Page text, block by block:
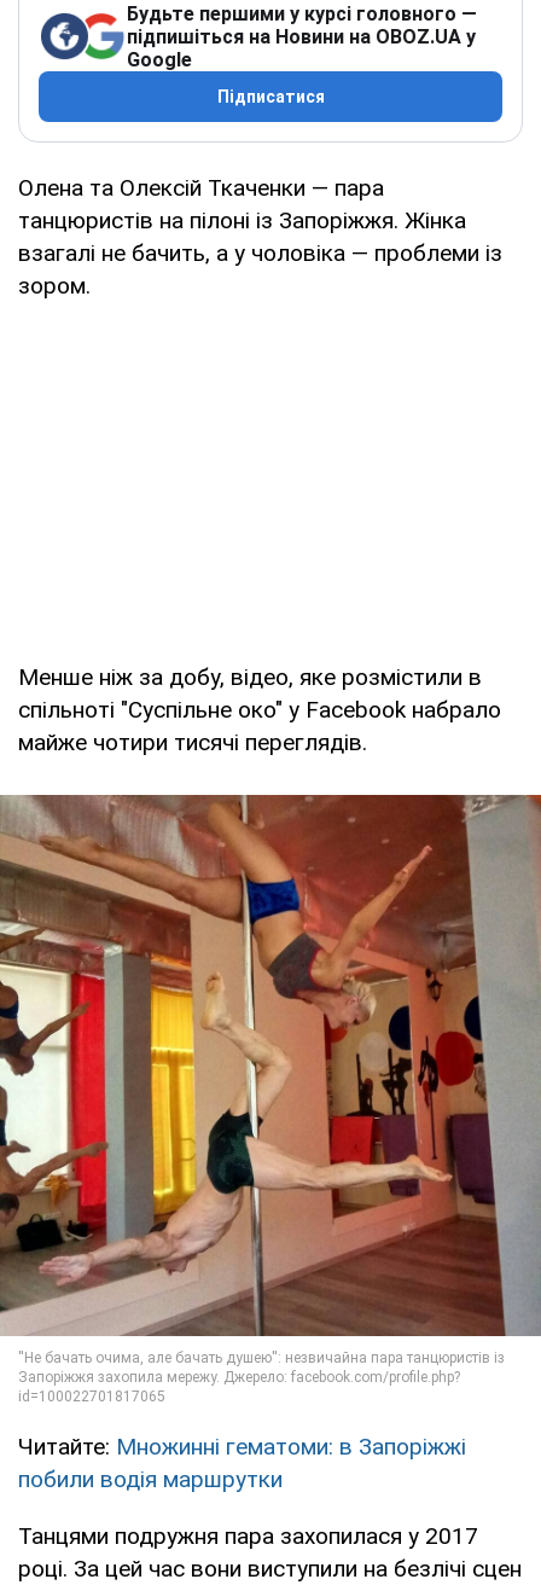
Будьте першими у курсі головного —
підпишіться на Новини на OBOZ.UA у
Google
Підписатися
Олена та Олексій Ткаченки — пара
танцюристів на пілоні із Запоріжжя. Жінка
взагалі не бачить, а у чоловіка — проблеми із
зором.
Менше ніж за добу, відео, яке розмістили в
спільноті "Суспільне око" у Facebook набрало
майже чотири тисячі переглядів.
Читайте: Множинні гематоми: в Запоріжжі
побили водія маршрутки
Танцями подружня пара захопилася у 2017
році. За цей час вони виступили на безлічі сцен